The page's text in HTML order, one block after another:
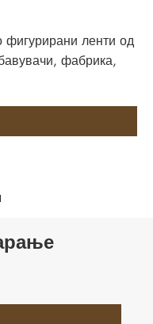
ленти од
фабрика,